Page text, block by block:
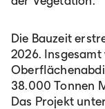
Die Bauzeit
2026.
38.000 Tonnen
Das Projekt